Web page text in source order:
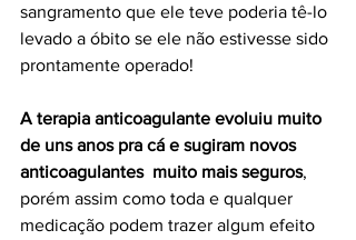
sangramento que ele teve poderia tê-lo
levado a óbito se ele não estivesse sido
prontamente operado!
A terapia anticoagulante evoluiu muito
de uns anos pra cá e sugiram novos
anticoagulantes  muito mais seguros,
porém assim como toda e qualquer
medicação podem trazer algum efeito